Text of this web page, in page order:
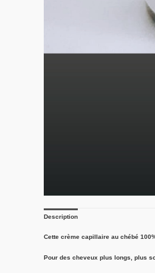
Description
Cette crème capillaire au chébé
Pour des cheveux plus longs, plus